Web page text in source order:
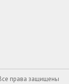
права защищены